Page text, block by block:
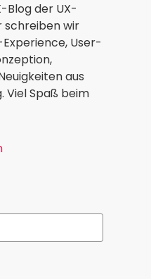
Blog der UX-
schreiben wir
User-
aus
Viel Spaß beim